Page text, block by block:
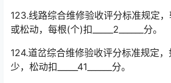
123.线路综合维修验收评分标准规定
或松动，每根(个)扣_____2______分。
124.道岔综合维修验收评分标准规定
少，松动扣_____41______分。